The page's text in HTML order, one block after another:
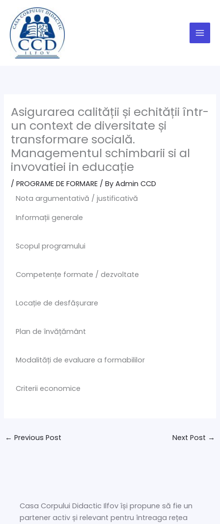
content
Asigurarea calității și echității într-
un context de diversitate și
transformare socială.
Managementul schimbarii si al
invovatiei in educație
/PROGRAME DE FORMARE / ByAdmin CCD
Nota argumentativă / justificativă
Informații generale
Scopul programului
Competențe formate / dezvoltate
Locație de desfășurare
Plan de învățământ
Modalități de evaluare a formabililor
Criterii economice
← Previous Post Next Post →
Casa Corpului Didactic Ilfov își propune să fie un
partener activ și relevant pentru întreaga rețea